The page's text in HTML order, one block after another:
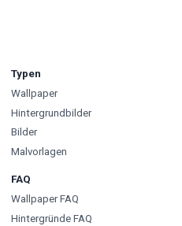
Typen
Wallpaper
Hintergrundbilder
Bilder
Malvorlagen
FAQ
Wallpaper FAQ
Hintergründe FAQ